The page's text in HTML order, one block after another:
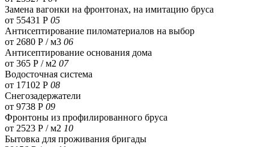
Замена вагонки на фронтонах, на имитацию бруса
от 55431 Р 05
Антисептирование пиломатериалов на выбор
от 2680 Р / м3 06
Антисептирование основания дома
от 365 Р / м2 07
Водосточная система
от 17102 Р 08
Снегозадержатели
от 9738 Р 09
Фронтоны из профилированного бруса
от 2523 Р / м2 10
Бытовка для проживания бригады